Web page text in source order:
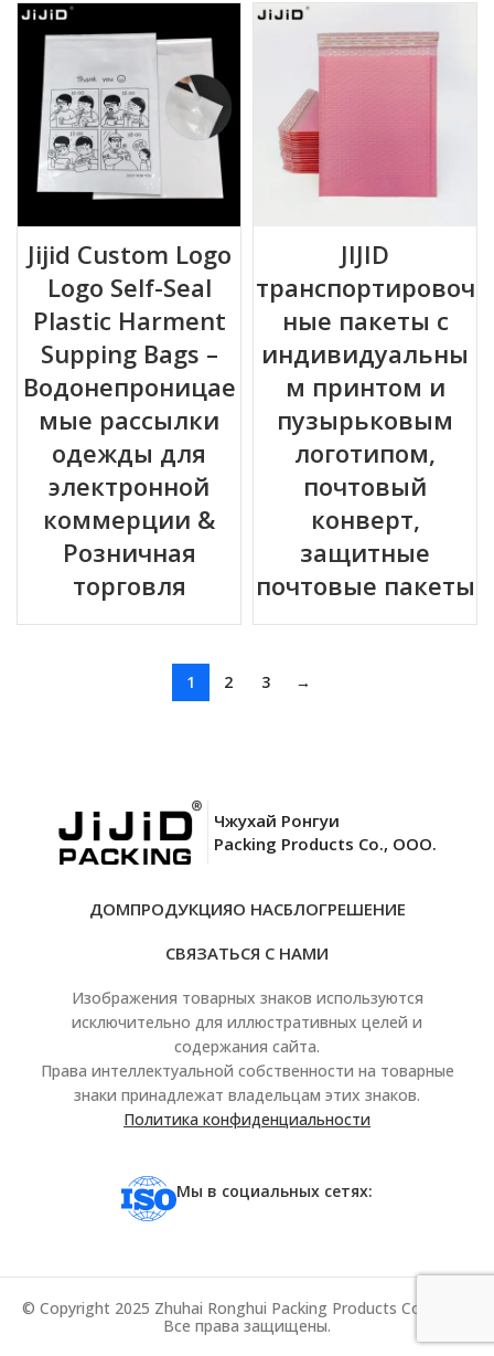
Jijid Custom Logo
Logo Self-Seal
Plastic Harment
Supping Bags –
Водонепроницае
мые рассылки
одежды для
электронной
коммерции &
Розничная
торговля
JIJID
транспортировоч
ные пакеты с
индивидуальны
м принтом и
пузырьковым
логотипом,
почтовый
конверт,
защитные
почтовые пакеты
1 2 3 →
Чжухай Ронгуи
Packing Products Co., ООО.
ДОМПРОДУКЦИЯО НАСБЛОГРЕШЕНИЕ
СВЯЗАТЬСЯ С НАМИ
Изображения товарных знаков используются
исключительно для иллюстративных целей и
содержания сайта.
Права интеллектуальной собственности на товарные
знаки принадлежат владельцам этих знаков.
Политика конфиденциальности
Мы в социальных сетях:
© Copyright 2025 Zhuhai Ronghui Packing Products Co., ООО.
Все права защищены.